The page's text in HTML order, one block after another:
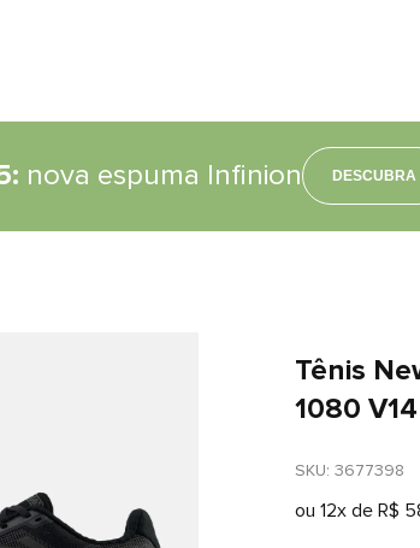
nova espuma Infinion DESCUBRA
Tênis
1080
SKU: 3677398
ou12x deR$